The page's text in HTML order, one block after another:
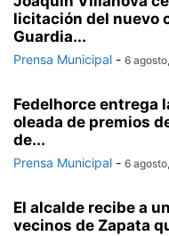
licitación del nuevo
Guardia...
Prensa Municipal - 6
Fedelhorce entrega
oleada de premios
de...
Prensa Municipal - 6
El alcalde recibe a
vecinos de Zapata